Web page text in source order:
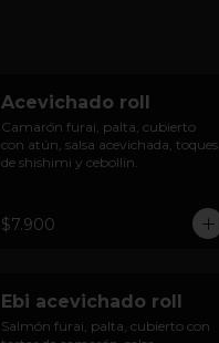
Acevichado roll
Camarón furai, palta, cubierto
con atún, salsa acevichada, toques
de shishimi y cebollín.
$7.900
Ebi acevichado roll
Salmón furai, palta, cubierto con